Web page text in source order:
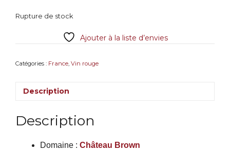
Rupture de stock
Ajouter à la liste d’envies
Catégories : France, Vin rouge
Description
Description
Domaine : Château Brown